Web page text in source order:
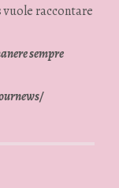
vuole raccontare
sempre